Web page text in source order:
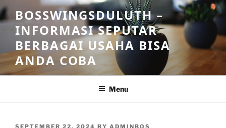
Skip
to
content
BOSSWINGSDULUTH –
INFORMASI SEPUTAR
BERBAGAI USAHA BISA
ANDA COBA
Menu
POSTED
SEPTEMBER 22, 2024 BY ADMINBOS